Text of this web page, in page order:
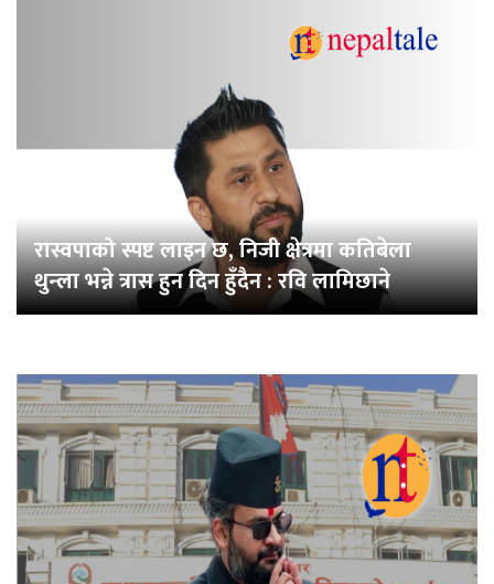
रास्वपाको स्पष्ट लाइन छ, निजी क्षेत्रमा कतिबेला
थुन्ला भन्ने त्रास हुन दिन हुँदैन : रवि लामिछाने